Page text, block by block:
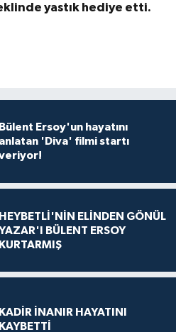
yastık hediye etti.
Bülent Ersoy'un hayatını
anlatan 'Diva' filmi startı
HEYBETLİ'NİN ELİNDEN GÖNÜL
BÜLENT ERSOY
KURTARMIŞ
KADİR İNANIR HAYATINI
KAYBETTİ